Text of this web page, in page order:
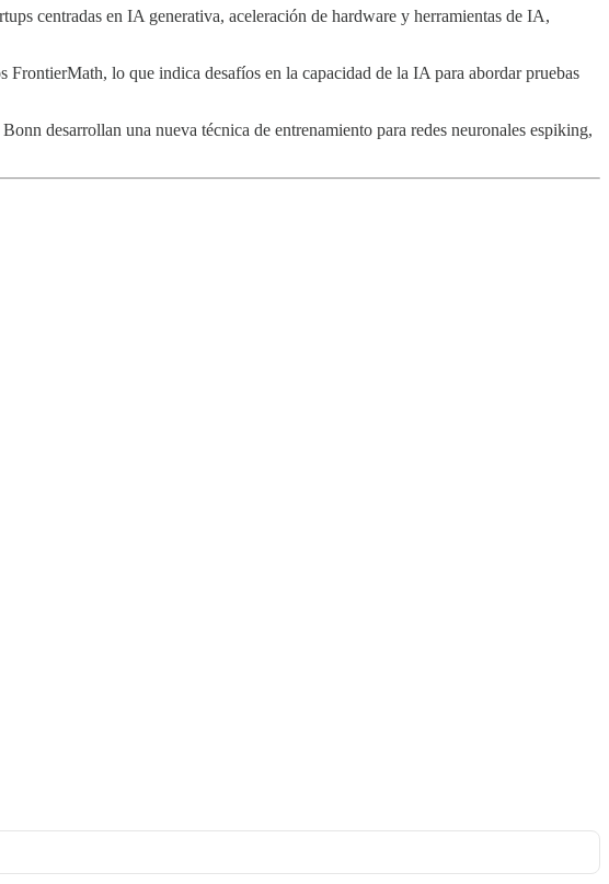
centradas en IA generativa, aceleración de hardware y herramientas de IA,
lo que indica desafíos en la capacidad de la IA para abordar pruebas
desarrollan una nueva técnica de entrenamiento para redes neuronales espiking,